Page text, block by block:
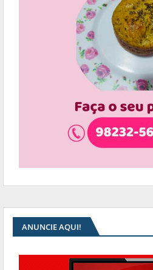
ANUNCIE AQUI!